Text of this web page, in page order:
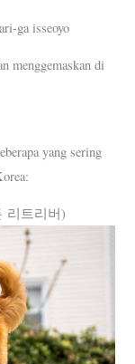
ga isseoyo
menggemaskan di
yang sering
리트리버)